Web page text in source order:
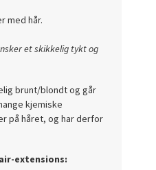
med hår.
et skikkelig tykt og
brunt/blondt og går
kjemiske
på håret, og har derfor
extensions: